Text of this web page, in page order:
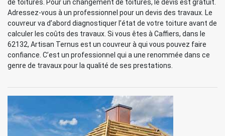
de toitures. Pour un changement de toitures, le devis est gratuit.
Adressez-vous à un professionnel pour un devis des travaux. Le
couvreur va d’abord diagnostiquer l’état de votre toiture avant de
calculer les coûts des travaux. Si vous êtes à Caffiers, dans le
62132, Artisan Ternus est un couvreur à qui vous pouvez faire
confiance. C’est un professionnel qui a une renommée dans ce
genre de travaux pour la qualité de ses prestations.